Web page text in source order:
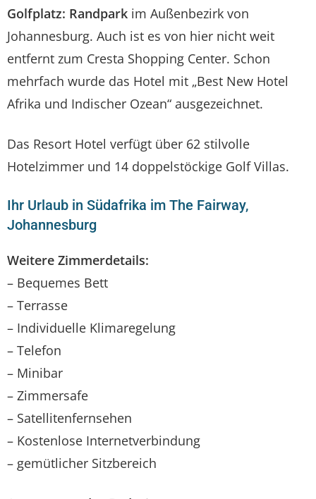
Golfplatz: Randpark im Außenbezirk von
Johannesburg. Auch ist es von hier nicht weit
entfernt zum Cresta Shopping Center. Schon
mehrfach wurde das Hotel mit „Best New Hotel
Afrika und Indischer Ozean“ ausgezeichnet.
Das Resort Hotel verfügt über 62 stilvolle
Hotelzimmer und 14 doppelstöckige Golf Villas.
Ihr Urlaub in Südafrika im The Fairway,
Johannesburg
Weitere Zimmerdetails:
– Bequemes Bett
– Terrasse
– Individuelle Klimaregelung
– Telefon
– Minibar
– Zimmersafe
– Satellitenfernsehen
– Kostenlose Internetverbindung
– gemütlicher Sitzbereich